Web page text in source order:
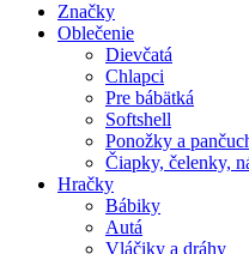
Značky
Oblečenie
Dievčatá
Chlapci
Pre bábätká
Softshell
Ponožky a
Čiapky, čelenky,
Hračky
Bábiky
Autá
Vláčiky a dráhy